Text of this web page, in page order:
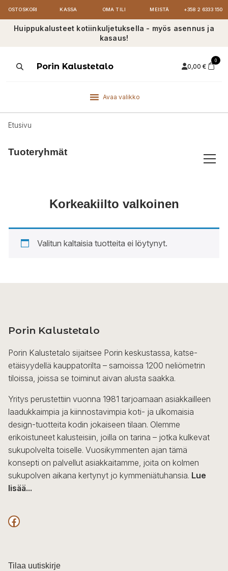
OSTOSKORI KASSA OMA TILI MEISTÄ +358 2 6333 150
Huippukalusteet kotiinkuljetuksella - myös asennus ja
kasaus!
ProductsPorin Kalustetalo 0,00 €
0
Avaa valikko
Etusivu
Tuoteryhmät
Korkeakiilto valkoinen
Valitun kaltaisia tuotteita ei löytynyt.
Porin Kalustetalo
Porin Kalustetalo sijaitsee Porin keskustassa, katse-
etäisyydellä kauppatorilta – samoissa 1200 neliömetrin
tiloissa, joissa se toiminut aivan alusta saakka.
Yritys perustettiin vuonna 1981 tarjoamaan asiakkailleen
laadukkaimpia ja kiinnostavimpia koti- ja ulkomaisia
design-tuotteita kodin jokaiseen tilaan. Olemme
erikoistuneet kalusteisiin, joilla on tarina – jotka kulkevat
sukupolvelta toiselle. Vuosikymmenten ajan tämä
konsepti on palvellut asiakkaitamme, joita on kolmen
sukupolven aikana kertynyt jo kymmeniätuhansia. Lue
lisää...
F
c
Tilaa uutiskirje